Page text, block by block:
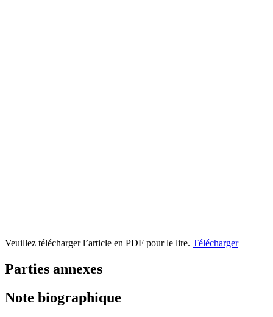
Veuillez télécharger l’article en PDF pour le lire. Télécharger
Parties annexes
Note biographique